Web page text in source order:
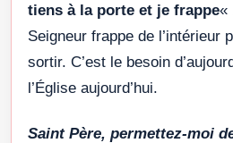
tiens à la porte et je frappe«
Seigneur frappe de l’intérieur
sortir. C’est le besoin
l’Église aujourd’hui.
Saint Père, permettez-moi